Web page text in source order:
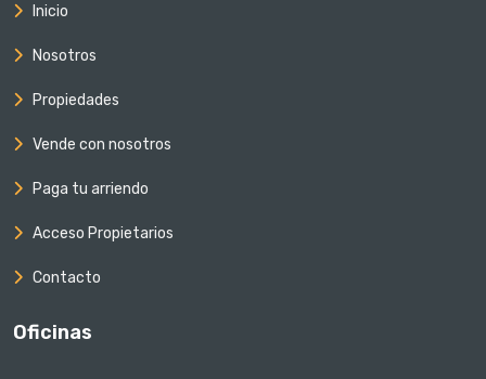
Inicio
Nosotros
Propiedades
Vende con nosotros
Paga tu arriendo
Acceso Propietarios
Contacto
Oficinas